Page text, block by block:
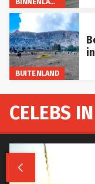
BUITENLAND
CELEBS
